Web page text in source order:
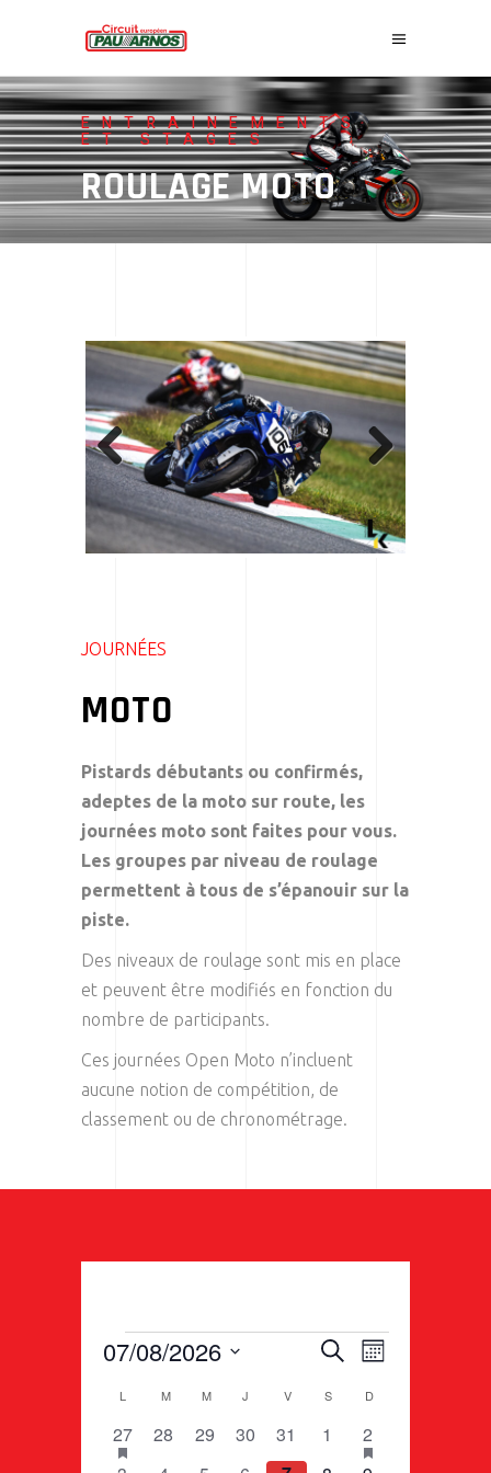
ENTRAINEMENTS
ET STAGES
ROULAGE MOTO
Previous Next
JOURNÉES
MOTO
Pistards débutants ou confirmés,
adeptes de la moto sur route, les
journées moto sont faites pour vous.
Les groupes par niveau de roulage
permettent à tous de s’épanouir sur la
piste.
Des niveaux de roulage sont mis en place
et peuvent être modifiés en fonction du
nombre de participants.
Ces journées Open Moto n’incluent
aucune notion de compétition, de
classement ou de chronométrage.
ÉVÈNEMENTS R
E
C
Recherche
N
A
V
Mois
07/08/2026
date.
C
A
L LUNDIMMARDI
M MERCREDI
J JEUDIVVENDREDI
SSAMEDI
D
1
é
27
has
featured
0
28
0
évènements
29
0
évènements
30
0
évènements
31
0
évènements
1
1
é
2has
featured